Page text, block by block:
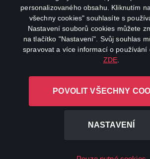
personalizovaného obsahu. Kliknutím
všechny cookies" souhlasíte s
Nastavení souborů cookies můžete
na tlačítko "Nastavení". Svůj souhlas
spravovat a více informací o používání
ZDE
POVOLIT VŠECHNY
NASTAVENÍ
youtube
L-1246 Luxembourg R.C.S.